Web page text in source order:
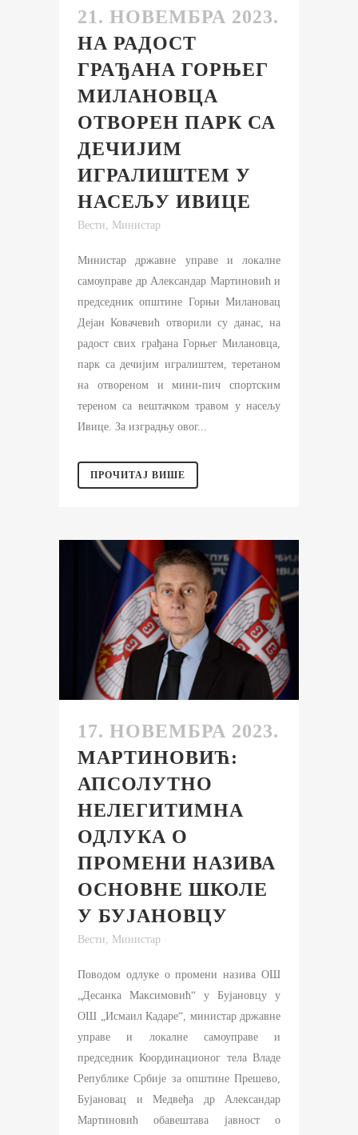
21. НОВЕМБРА 2023.
НА РАДОСТ
ГРАЂАНА ГОРЊЕГ
МИЛАНОВЦА
ОТВОРЕН ПАРК СА
ДЕЧИЈИМ
ИГРАЛИШТЕМ У
НАСЕЉУ ИВИЦЕ
Вести, Министар
Министар државне управе и локалне
самоуправе др Александар Мартиновић и
председник општине Горњи Милановац
Дејан Ковачевић отворили су данас, на
радост свих грађана Горњег Милановца,
парк са дечијим игралиштем, теретаном
на отвореном и мини-пич спортским
тереном са вештачком травом у насељу
Ивице. За изградњу овог...
ПРОЧИТАЈ ВИШЕ
17. НОВЕМБРА 2023.
МАРТИНОВИЋ:
АПСОЛУТНО
НЕЛЕГИТИМНА
ОДЛУКА О
ПРОМЕНИ НАЗИВА
ОСНОВНЕ ШКОЛЕ
У БУЈАНОВЦУ
Вести, Министар
Поводом одлуке о промени назива ОШ
„Десанка Максимовић“ у Бујановцу у
ОШ „Исмаил Кадаре“, министар државне
управе и локалне самоуправе и
председник Координационог тела Владе
Републике Србије за општине Прешево,
Бујановац и Медвеђа др Александар
Мартиновић обавештава јавност о